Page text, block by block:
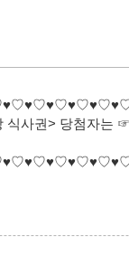
권> 당첨자는